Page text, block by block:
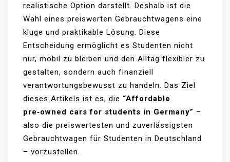
realistische Option darstellt. Deshalb ist die
Wahl eines preiswerten Gebrauchtwagens eine
kluge und praktikable Lösung. Diese
Entscheidung ermöglicht es Studenten nicht
nur, mobil zu bleiben und den Alltag flexibler zu
gestalten, sondern auch finanziell
verantwortungsbewusst zu handeln. Das Ziel
dieses Artikels ist es, die “Affordable
pre‑owned cars for students in Germany” –
also die preiswertesten und zuverlässigsten
Gebrauchtwagen für Studenten in Deutschland
– vorzustellen.